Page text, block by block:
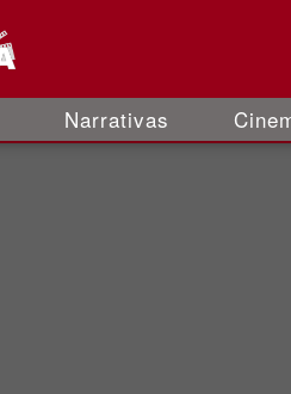
Narrativas